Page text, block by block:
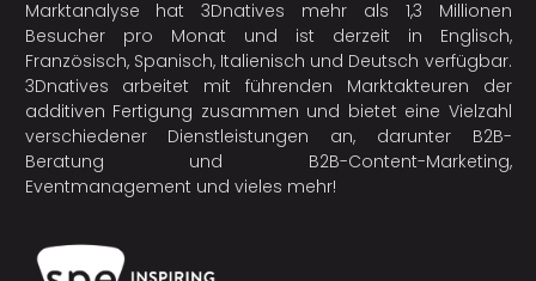
Marktanalyse hat 3Dnatives mehr als 1,3 Millionen
Besucher pro Monat und ist derzeit in Englisch,
Französisch, Spanisch, Italienisch und Deutsch verfügbar.
3Dnatives arbeitet mit führenden Marktakteuren der
additiven Fertigung zusammen und bietet eine Vielzahl
verschiedener Dienstleistungen an, darunter B2B-
Beratung und B2B-Content-Marketing,
Eventmanagement und vieles mehr!